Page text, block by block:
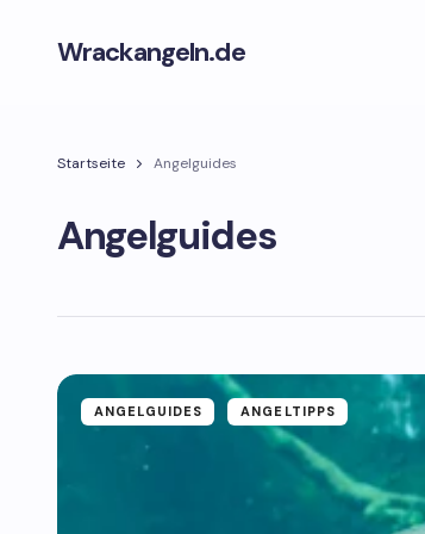
Wrackangeln.de
Startseite Angelguides
Angelguides
ANGELGUIDES ANGELTIPPS